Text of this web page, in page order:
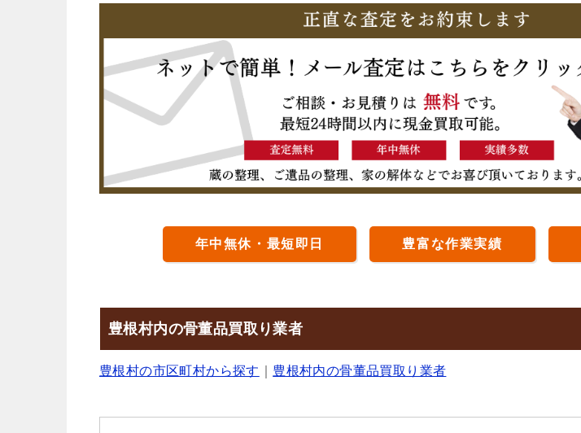
年中無休・最短即日 豊富な作業実績
豊根村内の骨董品買取り業者
豊根村の市区町村から探す 豊根村内の骨董品買取り業者